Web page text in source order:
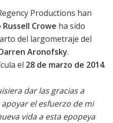
Productions han
Russell Crowe ha sido
del largometraje del
Aronofsky.
el 28 de marzo de 2014.
dar las gracias a
el esfuerzo de mi
vida a esta epopeya